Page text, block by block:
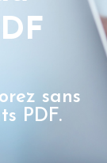
sans
PDF.